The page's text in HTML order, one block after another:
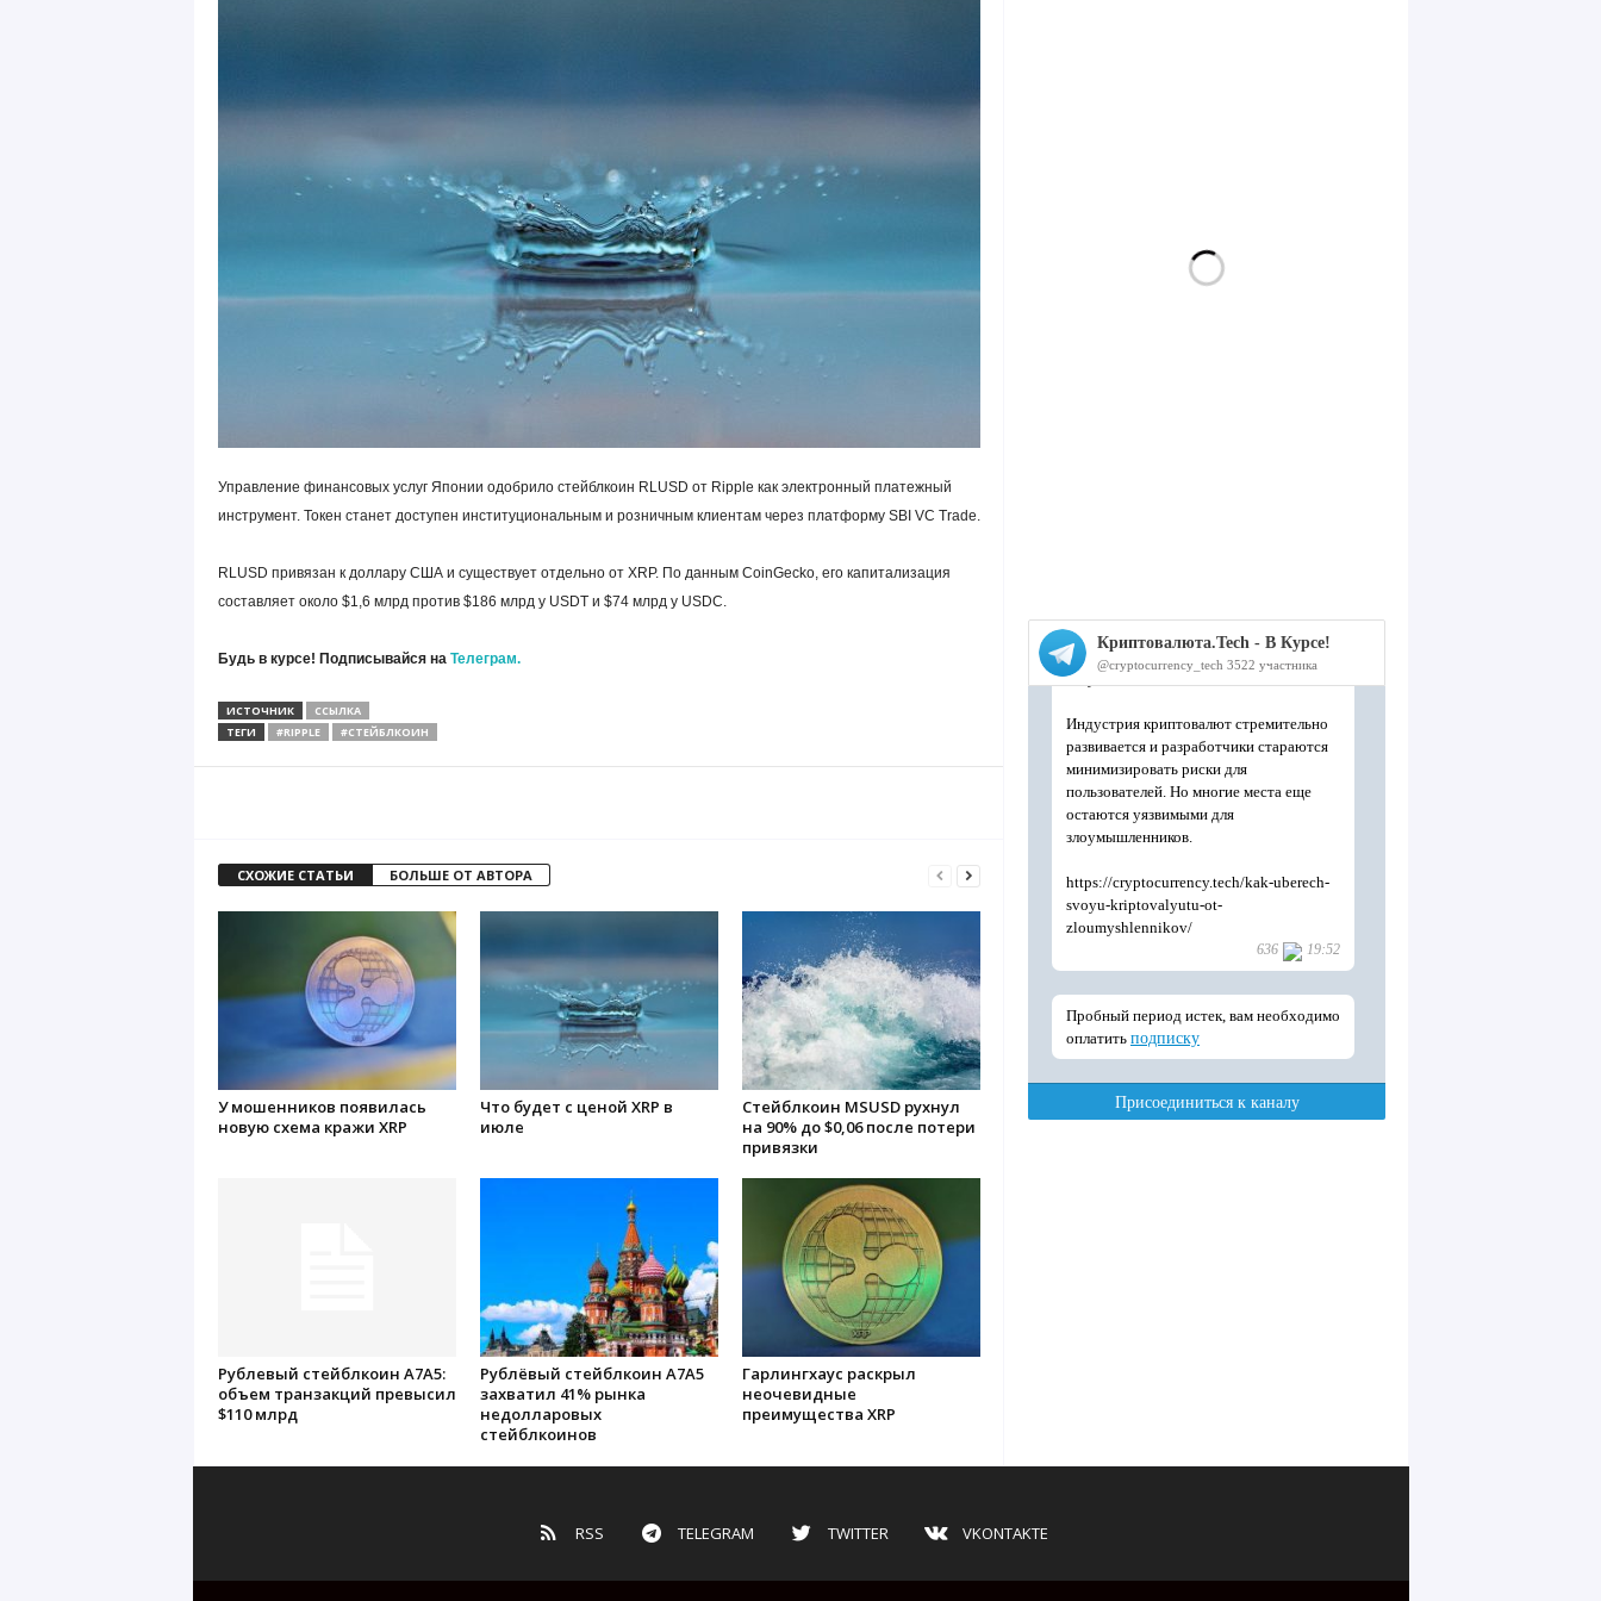
Управление финансовых услуг Японии одобрило стейблкоин RLUSD от Ripple как электронный платежный
инструмент. Токен станет доступен институциональным и розничным клиентам через платформу SBI VC Trade.
RLUSD привязан к доллару США и существует отдельно от XRP. По данным CoinGecko, его капитализация
составляет около $1,6 млрд против $186 млрд у USDT и $74 млрд у USDC.
Будь в курсе! Подписывайся на Телеграм.
ИСТОЧНИК
ССЫЛКА
ТЕГИ
#RIPPLE #СТЕЙБЛКОИН
СХОЖИЕ СТАТЬИ БОЛЬШЕ ОТ АВТОРА
У мошенников появилась
новую схема кражи XRP
Что будет с ценой XRP в
июле
Стейблкоин MSUSD рухнул
на 90% до $0,06 после потери
привязки
Рублевый стейблкоин A7A5:
объем транзакций превысил
$110 млрд
Рублёвый стейблкоин A7A5
захватил 41% рынка
недолларовых
стейблкоинов
Гарлингхаус раскрыл
неочевидные
преимущества XRP
RSS TELEGRAM TWITTER VKONTAKTE